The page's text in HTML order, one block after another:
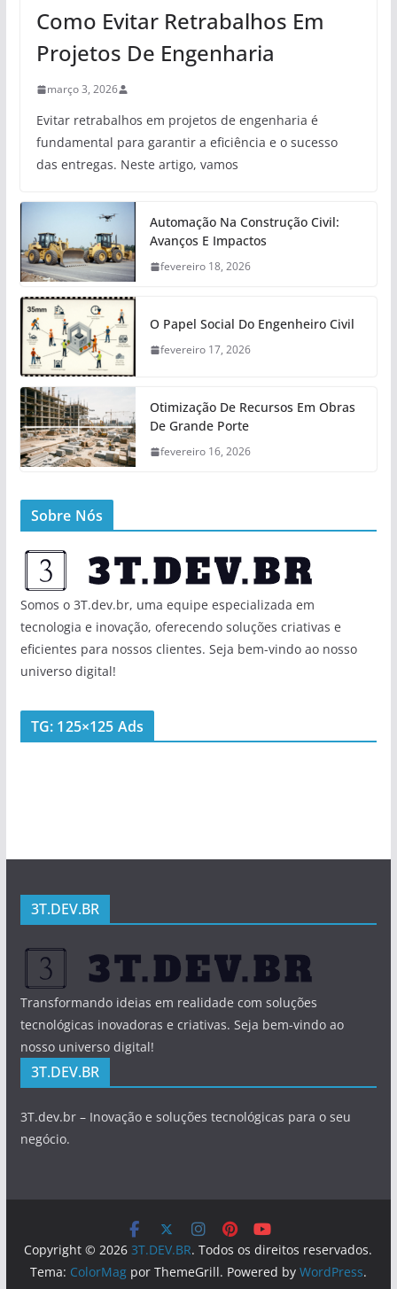
Como Evitar Retrabalhos Em
Projetos De Engenharia
março 3, 2026
Evitar retrabalhos em projetos de engenharia é
fundamental para garantir a eficiência e o sucesso
das entregas. Neste artigo, vamos
Automação Na Construção Civil:
Avanços E Impactos
fevereiro 18, 2026
O Papel Social Do Engenheiro Civil
fevereiro 17, 2026
Otimização De Recursos Em Obras
De Grande Porte
fevereiro 16, 2026
Sobre Nós
Somos o 3T.dev.br, uma equipe especializada em
tecnologia e inovação, oferecendo soluções criativas e
eficientes para nossos clientes. Seja bem-vindo ao nosso
universo digital!
TG: 125×125 Ads
3T.DEV.BR
Transformando ideias em realidade com soluções
tecnológicas inovadoras e criativas. Seja bem-vindo ao
nosso universo digital!
3T.DEV.BR
3T.dev.br – Inovação e soluções tecnológicas para o seu
negócio.
Copyright © 20263T.DEV.BR. Todos os direitos reservados.
Tema: ColorMagpor ThemeGrill. Powered by WordPress.